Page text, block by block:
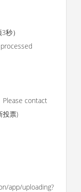
）
contact
投票)
app/uploading?